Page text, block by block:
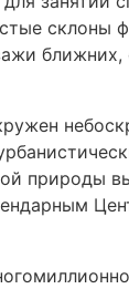
склоны
ближних,
природы